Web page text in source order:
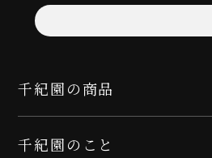
千紀園の商品
千紀園のこと